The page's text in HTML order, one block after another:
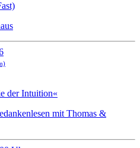
der Intuition«
mit Thomas &